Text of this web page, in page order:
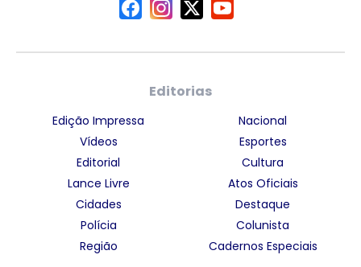
Editorias
Edição Impressa
Vídeos
Editorial
Lance Livre
Cidades
Polícia
Região
Nacional
Esportes
Cultura
Atos Oficiais
Destaque
Colunista
Cadernos Especiais